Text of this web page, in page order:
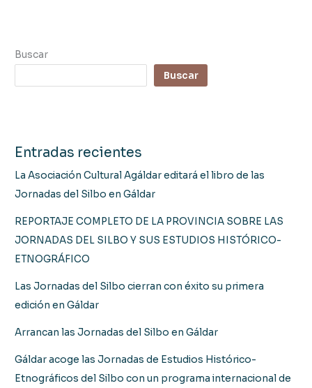
Buscar
Buscar
Entradas recientes
La Asociación Cultural Agáldar editará el libro de las
Jornadas del Silbo en Gáldar
REPORTAJE COMPLETO DE LA PROVINCIA SOBRE LAS
JORNADAS DEL SILBO Y SUS ESTUDIOS HISTÓRICO-
ETNOGRÁFICO
Las Jornadas del Silbo cierran con éxito su primera
edición en Gáldar
Arrancan las Jornadas del Silbo en Gáldar
Gáldar acoge las Jornadas de Estudios Histórico-
Etnográficos del Silbo con un programa internacional de